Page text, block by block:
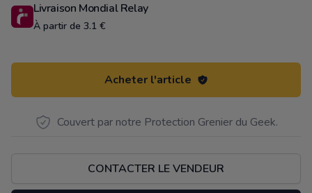
Livraison Mondial Relay
À partir de 3.1 €
Acheter l'article
Couvert par notre Protection Grenier du Geek.
CONTACTER LE VENDEUR